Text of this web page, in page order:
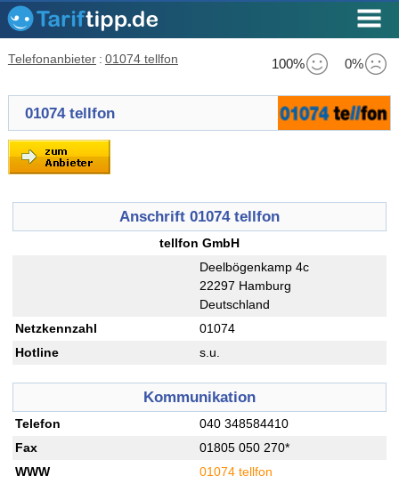
100% 0%
Telefonanbieter : 01074 tellfon
01074 tellfon
Anschrift 01074 tellfon
tellfon GmbH
Deelbögenkamp 4c
22297 Hamburg
Deutschland
Netzkennzahl
01074
Hotline
s.u.
Kommunikation
Telefon
040 348584410
Fax
01805 050 270*
WWW
01074 tellfon